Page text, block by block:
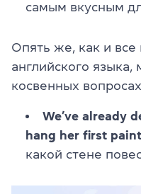
самым вкусным
Опять же, как и все
английского
косвенных
We’ve already
hang her first
какой стене